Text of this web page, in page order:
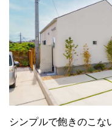
シンプルで飽きのこな